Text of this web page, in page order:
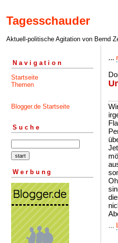
Tagesschauder
Aktuell-politische Agitation von Bernd
Navigation
Startseite
Themen
Blogger.de Startseite
Suche
Werbung
...
...